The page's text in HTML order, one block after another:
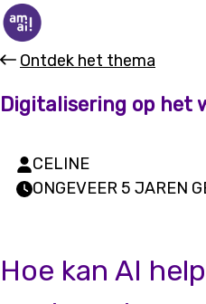
Ontdek het thema
Digitalisering op het
CELINE
ONGEVEER 5 JAREN
Hoe kan AI